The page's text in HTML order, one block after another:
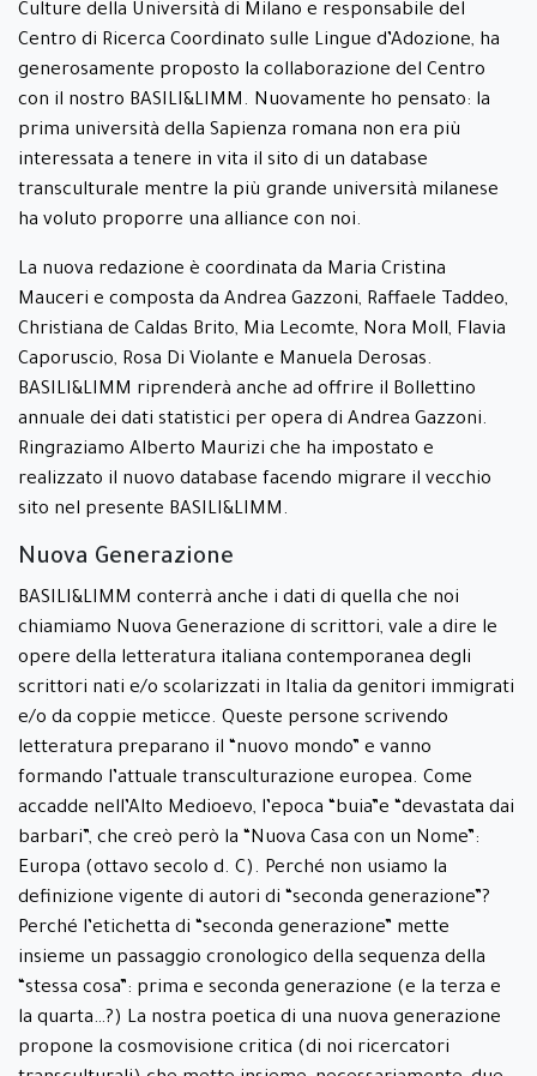
Culture della Università di Milano e responsabile del
Centro di Ricerca Coordinato sulle Lingue d’Adozione, ha
generosamente proposto la collaborazione del Centro
con il nostro BASILI&LIMM. Nuovamente ho pensato: la
prima università della Sapienza romana non era più
interessata a tenere in vita il sito di un database
transculturale mentre la più grande università milanese
ha voluto proporre una alliance con noi.
La nuova redazione è coordinata da Maria Cristina
Mauceri e composta da Andrea Gazzoni, Raffaele Taddeo,
Christiana de Caldas Brito, Mia Lecomte, Nora Moll, Flavia
Caporuscio, Rosa Di Violante e Manuela Derosas.
BASILI&LIMM riprenderà anche ad offrire il Bollettino
annuale dei dati statistici per opera di Andrea Gazzoni.
Ringraziamo Alberto Maurizi che ha impostato e
realizzato il nuovo database facendo migrare il vecchio
sito nel presente BASILI&LIMM.
Nuova Generazione
BASILI&LIMM conterrà anche i dati di quella che noi
chiamiamo Nuova Generazione di scrittori, vale a dire le
opere della letteratura italiana contemporanea degli
scrittori nati e/o scolarizzati in Italia da genitori immigrati
e/o da coppie meticce. Queste persone scrivendo
letteratura preparano il “nuovo mondo” e vanno
formando l’attuale transculturazione europea. Come
accadde nell’Alto Medioevo, l’epoca “buia”e “devastata dai
barbari”, che creò però la “Nuova Casa con un Nome”:
Europa (ottavo secolo d. C). Perché non usiamo la
definizione vigente di autori di “seconda generazione”?
Perché l’etichetta di “seconda generazione” mette
insieme un passaggio cronologico della sequenza della
“stessa cosa”: prima e seconda generazione (e la terza e
la quarta…?) La nostra poetica di una nuova generazione
propone la cosmovisione critica (di noi ricercatori